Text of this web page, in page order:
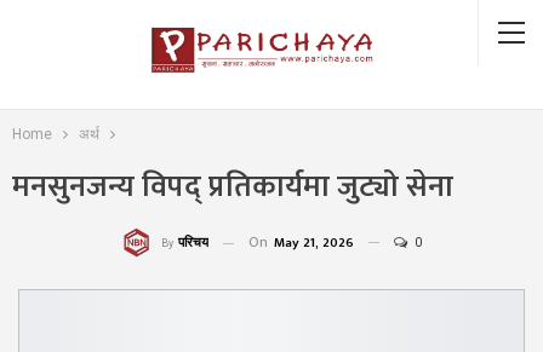
Home अर्थ
मनसुनजन्य विपद् प्रतिकार्यमा जुट्यो सेना
By परिचय On May 21, 2026 0